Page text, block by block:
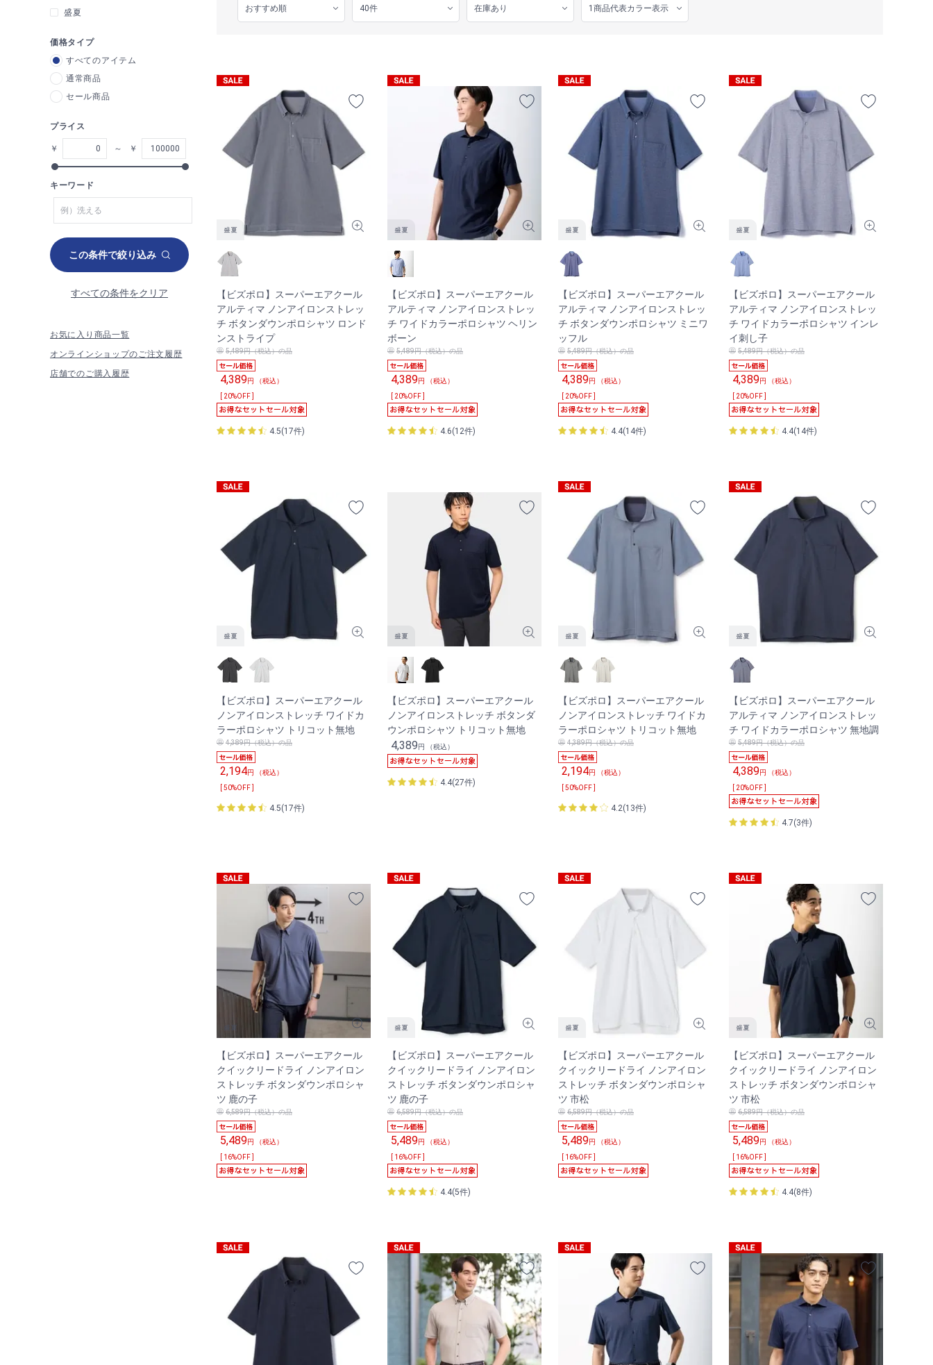
【ビズポロ】スーパーエアクール
アルティマ ノンアイロンストレッ
チ ボタンダウンポロシャツ ロンド
ンストライプ
5,489円（税込）の品
4,389円 （税込）
[ 20%OFF ]
4.5(17件)
【ビズポロ】スーパーエアクール
アルティマ ノンアイロンストレッ
チ ワイドカラーポロシャツ ヘリン
ボーン
5,489円（税込）の品
4,389円 （税込）
[ 20%OFF ]
4.6(12件)
【ビズポロ】スーパーエアクール
アルティマ ノンアイロンストレッ
チ ボタンダウンポロシャツ ミニワ
ッフル
5,489円（税込）の品
4,389円 （税込）
[ 20%OFF ]
4.4(14件)
【ビズポロ】スーパーエアクール
アルティマ ノンアイロンストレッ
チ ワイドカラーポロシャツ インレ
イ刺し子
5,489円（税込）の品
4,389円 （税込）
[ 20%OFF ]
4.4(14件)
【ビズポロ】スーパーエアクール
ノンアイロンストレッチ ワイドカ
ラーポロシャツ トリコット無地
4,389円（税込）の品
2,194円 （税込）
[ 50%OFF ]
4.5(17件)
【ビズポロ】スーパーエアクール
ノンアイロンストレッチ ボタンダ
ウンポロシャツ トリコット無地
4,389円 （税込）
4.4(27件)
【ビズポロ】スーパーエアクール
ノンアイロンストレッチ ワイドカ
ラーポロシャツ トリコット無地
4,389円（税込）の品
2,194円 （税込）
[ 50%OFF ]
4.2(13件)
【ビズポロ】スーパーエアクール
アルティマ ノンアイロンストレッ
チ ワイドカラーポロシャツ 無地調
5,489円（税込）の品
4,389円 （税込）
[ 20%OFF ]
4.7(3件)
【ビズポロ】スーパーエアクール
クイックリードライ ノンアイロン
ストレッチ ボタンダウンポロシャ
ツ 鹿の子
6,589円（税込）の品
5,489円 （税込）
[ 16%OFF ]
【ビズポロ】スーパーエアクール
クイックリードライ ノンアイロン
ストレッチ ボタンダウンポロシャ
ツ 鹿の子
6,589円（税込）の品
5,489円 （税込）
[ 16%OFF ]
4.4(5件)
【ビズポロ】スーパーエアクール
クイックリードライ ノンアイロン
ストレッチ ボタンダウンポロシャ
ツ 市松
6,589円（税込）の品
5,489円 （税込）
[ 16%OFF ]
【ビズポロ】スーパーエアクール
クイックリードライ ノンアイロン
ストレッチ ボタンダウンポロシャ
ツ 市松
6,589円（税込）の品
5,489円 （税込）
[ 16%OFF ]
4.4(8件)
盛夏
価格タイプ
すべてのアイテム
通常商品
セール商品
プライス
￥ ～ ￥
キーワード
この条件で絞り込み
すべての条件をクリア
お気に入り商品一覧
オンラインショップのご注文履歴
店舗でのご購入履歴